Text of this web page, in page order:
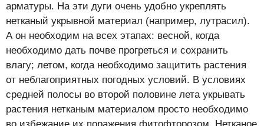
арматуры. На эти дуги очень удобно укреплять
нетканый укрывной материал (например, лутрасил).
А он необходим на всех этапах: весной, когда
необходимо дать почве прогреться и сохранить
влагу; летом, когда необходимо защитить растения
от неблагоприятных погодных условий. В условиях
средней полосы во второй половине лета укрывать
растения нетканым материалом просто необходимо